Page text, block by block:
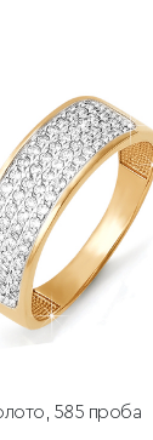
585 проба